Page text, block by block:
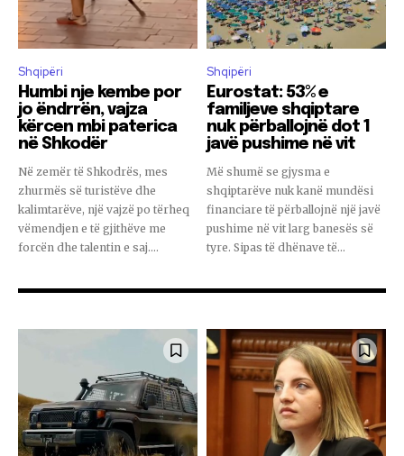
Shqipëri
Humbi nje kembe por
jo ëndrrën, vajza
kërcen mbi paterica
në Shkodër
Në zemër të Shkodrës, mes
zhurmës së turistëve dhe
kalimtarëve, një vajzë po tërheq
vëmendjen e të gjithëve me
forcën dhe talentin e saj....
Shqipëri
Eurostat: 53% e
familjeve shqiptare
nuk përballojnë dot 1
javë pushime në vit
Më shumë se gjysma e
shqiptarëve nuk kanë mundësi
financiare të përballojnë një javë
pushime në vit larg banesës së
tyre. Sipas të dhënave të...